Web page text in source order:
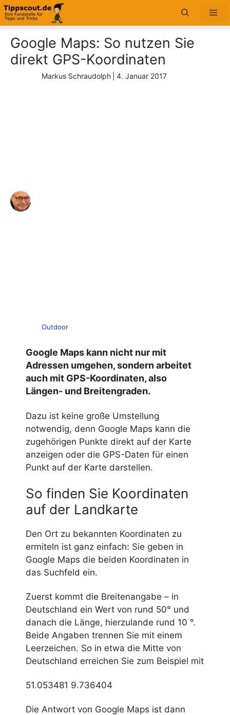
Zum
Inhalt
Google Maps: So nutzen Sie
direkt GPS-Koordinaten
Markus Schraudolph 4. Januar 2017
Outdoor
Google Maps kann nicht nur mit
Adressen umgehen, sondern arbeitet
auch mit GPS-Koordinaten, also
Längen- und Breitengraden.
Dazu ist keine große Umstellung
notwendig, denn Google Maps kann die
zugehörigen Punkte direkt auf der Karte
anzeigen oder die GPS-Daten für einen
Punkt auf der Karte darstellen.
So finden Sie Koordinaten
auf der Landkarte
Den Ort zu bekannten Koordinaten zu
ermiteln ist ganz einfach: Sie geben in
Google Maps die beiden Koordinaten in
das Suchfeld ein.
Zuerst kommt die Breitenangabe – in
Deutschland ein Wert von rund 50° und
danach die Länge, hierzulande rund 10 °.
Beide Angaben trennen Sie mit einem
Leerzeichen. So in etwa die Mitte von
Deutschland erreichen Sie zum Beispiel mit
51.053481 9.736404
Die Antwort von Google Maps ist dann